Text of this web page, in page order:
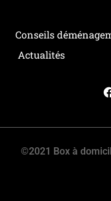
Conseils
Actualités
©2021 Box à